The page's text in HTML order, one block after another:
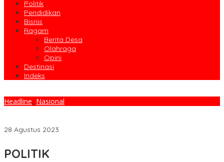
Politik
Pendidikan
Bisnis
Ragam
Berita Desa
Olahraga
Opini
Destinasi
Indeks
Headline, Nasional
28 Agustus 2023
POLITIK